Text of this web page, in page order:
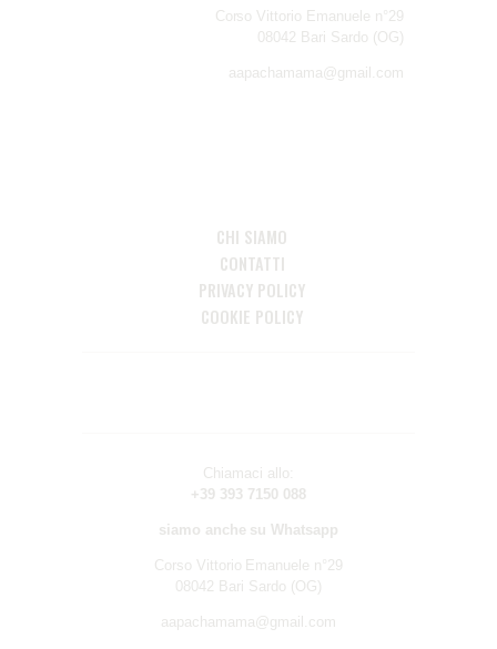
Corso Vittorio Emanuele n°29
08042 Bari Sardo (OG)
aapachamama@gmail.com
CHI SIAMO
CONTATTI
PRIVACY POLICY
COOKIE POLICY
Chiamaci allo:
+39 393 7150 088
siamo anche su Whatsapp
Corso Vittorio Emanuele n°29
08042 Bari Sardo (OG)
aapachamama@gmail.com